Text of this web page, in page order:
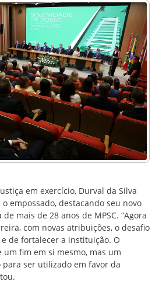
em exercício, Durval da Silva
empossado, destacando seu novo
mais de 28 anos de MPSC. “Agora
com novas atribuições, o desafio
de fortalecer a instituição. O
fim em si mesmo, mas um
ser utilizado em favor da